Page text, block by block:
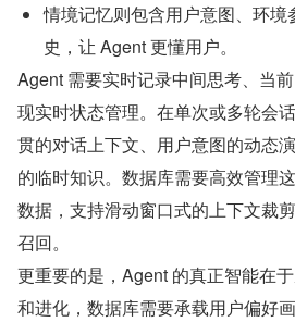
情境记忆则包含用户意图、环
史，让 Agent 更懂用户。
Agent 需要实时记录中间思考、当
现实时状态管理。在单次或多轮会
贯的对话上下文、用户意图的动态
的临时知识。数据库需要高效管理
数据，支持滑动窗口式的上下文裁
召回。
更重要的是，Agent 的真正智能在
和进化，数据库需要承载用户偏好